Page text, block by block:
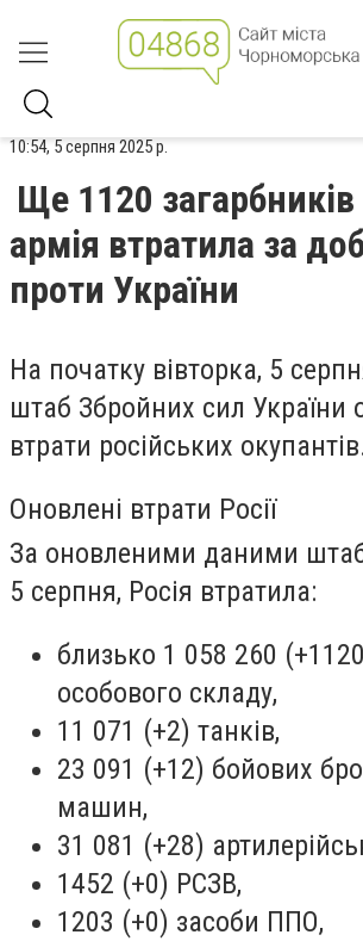
10:54, 5 серпня 2025 р.
Ще 1120 загарбників
армія втратила за
проти України
На початку вівторка, 5
штаб Збройних сил України
втрати російських
Оновлені втрати Росії
За оновленими даними
5 серпня, Росія втратила:
близько 1 058 260
особового складу,
11 071 (+2) танків,
23 091 (+12) бойових
машин,
31 081 (+28)
1452 (+0) РСЗВ,
1203 (+0) засоби ППО,